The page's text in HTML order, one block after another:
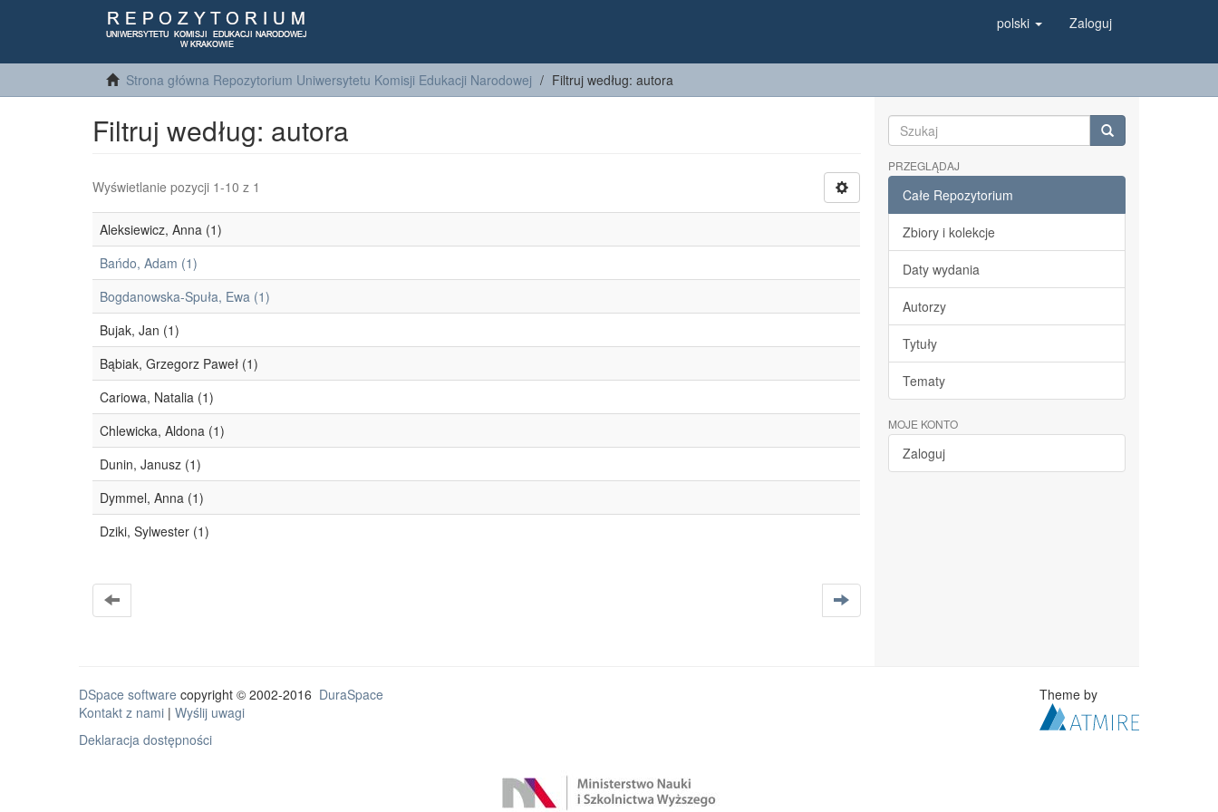
polski Zaloguj
Strona główna Repozytorium Uniwersytetu Komisji Edukacji Narodowej Filtruj według: autora
Filtruj według: autora
Wyświetlanie pozycji 1-10 z 1
Aleksiewicz, Anna (1)
Bańdo, Adam (1)
Bogdanowska-Spuła, Ewa (1)
Bujak, Jan (1)
Bąbiak, Grzegorz Paweł (1)
Cariowa, Natalia (1)
Chlewicka, Aldona (1)
Dunin, Janusz (1)
Dymmel, Anna (1)
Dziki, Sylwester (1)
PRZEGLĄDAJ
Całe Repozytorium
Zbiory i kolekcje
Daty wydania
Autorzy
Tytuły
Tematy
MOJE KONTO
Zaloguj
DSpace software copyright © 2002-2016 DuraSpace
Kontakt z nami | Wyślij uwagi
Deklaracja dostępności
Theme by